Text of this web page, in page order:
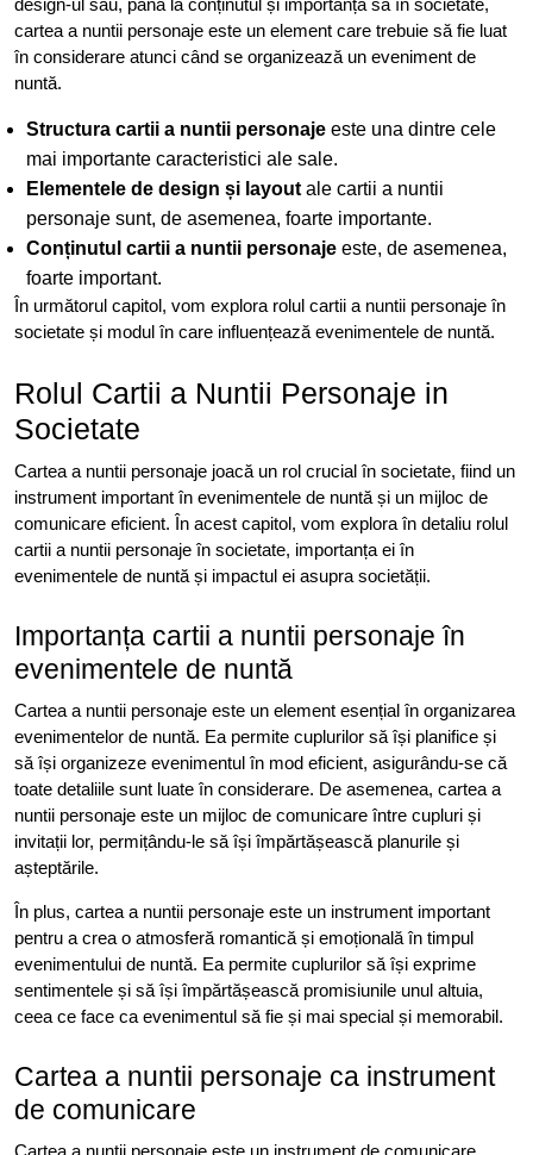
cartea a nuntii personaje este un element care trebuie să fie luat
în considerare atunci când se organizează un eveniment de
nuntă.
Structura cartii a nuntii personaje este una dintre cele
mai importante caracteristici ale sale.
Elementele de design și layout ale cartii a nuntii
personaje sunt, de asemenea, foarte importante.
Conținutul cartii a nuntii personaje este, de asemenea,
foarte important.
În următorul capitol, vom explora rolul cartii a nuntii personaje în
societate și modul în care influențează evenimentele de nuntă.
Rolul Cartii a Nuntii Personaje in
Societate
Cartea a nuntii personaje joacă un rol crucial în societate, fiind un
instrument important în evenimentele de nuntă și un mijloc de
comunicare eficient. În acest capitol, vom explora în detaliu rolul
cartii a nuntii personaje în societate, importanța ei în
evenimentele de nuntă și impactul ei asupra societății.
Importanța cartii a nuntii personaje în
evenimentele de nuntă
Cartea a nuntii personaje este un element esențial în organizarea
evenimentelor de nuntă. Ea permite cuplurilor să își planifice și
să își organizeze evenimentul în mod eficient, asigurându-se că
toate detaliile sunt luate în considerare. De asemenea, cartea a
nuntii personaje este un mijloc de comunicare între cupluri și
invitații lor, permițându-le să își împărtășească planurile și
așteptările.
În plus, cartea a nuntii personaje este un instrument important
pentru a crea o atmosferă romantică și emoțională în timpul
evenimentului de nuntă. Ea permite cuplurilor să își exprime
sentimentele și să își împărtășească promisiunile unul altuia,
ceea ce face ca evenimentul să fie și mai special și memorabil.
Cartea a nuntii personaje ca instrument
de comunicare
Cartea a nuntii personaje este un instrument de comunicare